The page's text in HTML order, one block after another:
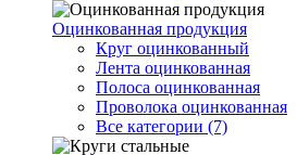
Оцинкованная продукция
Круг оцинкованный
Лента оцинкованная
Полоса оцинкованная
Проволока оцинкованная
Все категории (7)